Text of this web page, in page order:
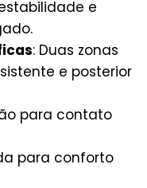
e
: Duas zonas
e posterior
para contato
para conforto